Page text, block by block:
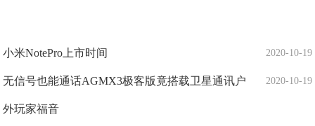
2020-10-19
小米NotePro上市时间
2020-10-19
无信号也能通话AGMX3极客版竟搭载卫星通讯户
外玩家福音